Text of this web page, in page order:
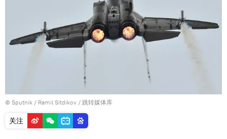
© Sputnik / Ramil Sitdikov / 跳转媒体库
关注